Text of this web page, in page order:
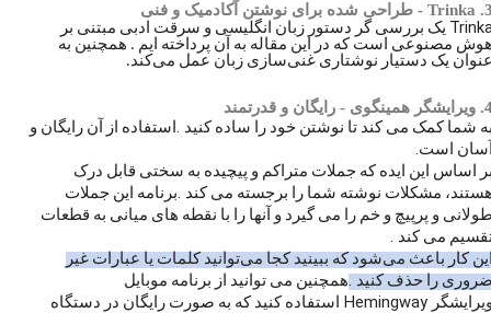
.
Trinka - طراحی شده برای نوشتن آکادمیک و فنی
یک بررسی گر دستور زبان انگلیسی و سرقت ادبی مبتنی بر
مصنوعی است که در این مقاله به آن پرداخته ایم . همچنین به
یک دستیار نوشتاری غنی‌سازی زبان عمل می‌کند.
- رایگان و قدرتمند
شما کمک می کند تا نوشتن خود را ساده کنید .استفاده از آن رایگان و
است.
اساس این ایده که جملات متراکم و پیچیده به سختی قابل درک
مشکلات نوشته شما را برجسته می کند .برنامه این جملات
و پرپیچ و خم را می گیرد و آنها را با نقطه های میانی به قطعات
می کند .
کار باعث می‌شود که ببینید کجا می‌توانید کلمات یا عبارات غیر
را حذف کنید.همچنین می توانید از برنامه موبایل
Hemingway استفاده کنید که به صورت رایگان در دستگاه